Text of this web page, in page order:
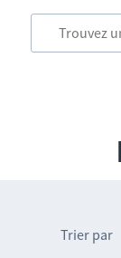
Trier par